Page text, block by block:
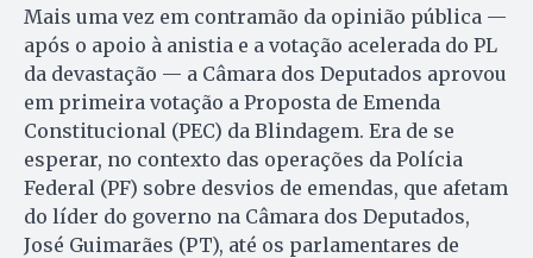
Mais uma vez em contramão da opinião pública —
após o apoio à anistia e a votação acelerada do PL
da devastação — a Câmara dos Deputados aprovou
em primeira votação a Proposta de Emenda
Constitucional (PEC) da Blindagem. Era de se
esperar, no contexto das operações da Polícia
Federal (PF) sobre desvios de emendas, que afetam
do líder do governo na Câmara dos Deputados,
José Guimarães (PT), até os parlamentares de